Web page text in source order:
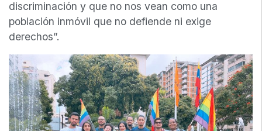
discriminación y que no nos vean como una
población inmóvil que no defiende ni exige
derechos”.